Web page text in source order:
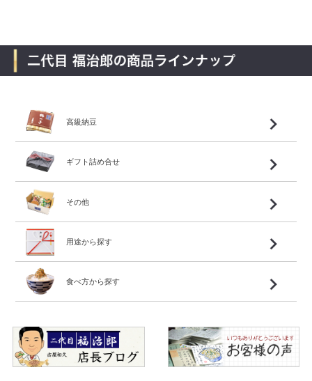
高級納豆
ギフト詰め合せ
その他
用途から探す
食べ方から探す